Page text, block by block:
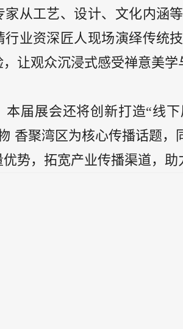
家从工艺、设计、文化内涵
行业资深匠人现场演绎传统
让观众沉浸式感受禅意美
本届展会还将创新打造“线
香聚湾区为核心传播话题
势，拓宽产业传播渠道，